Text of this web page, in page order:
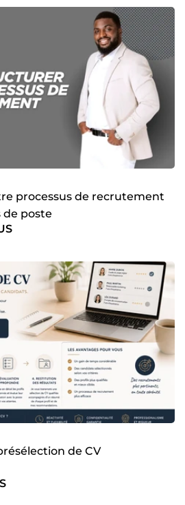
processus de recrutement
de poste
de CV